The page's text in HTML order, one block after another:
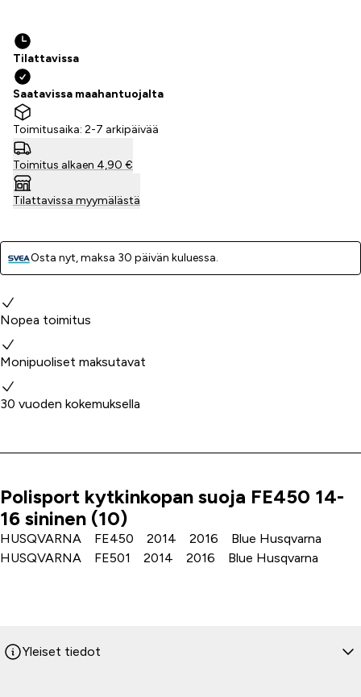
Tilattavissa
Saatavissa maahantuojalta
Toimitusaika: 2-7 arkipäivää
Toimitus alkaen 4,90 €
Tilattavissa myymälästä
Osta nyt, ­maksa 30 päivän kuluessa.
Miksi valita meidät?
Nopea toimitus
Monipuoliset maksutavat
30 vuoden kokemuksella
Tuoteinfo
Polisport kytkinkopan suoja FE450 14-
16 sininen (10)
HUSQVARNA FE450 2014 2016 Blue Husqvarna
HUSQVARNA FE501 2014 2016 Blue Husqvarna
Yleiset tiedot